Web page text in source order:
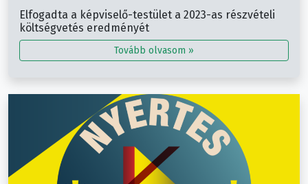
Elfogadta a képviselő-testület a 2023-as részvételi
költségvetés eredményét
Tovább olvasom »